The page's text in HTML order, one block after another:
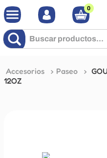
0
Buscar productos...
Accesorios Paseo
12OZ